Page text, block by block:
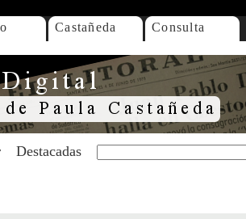
Castañeda Consulta
Destacadas